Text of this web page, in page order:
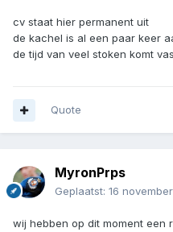
cv staat hier permanent uit
de kachel is al een paar keer
de tijd van veel stoken komt
Quote
MyronPrps
Geplaatst: 16
wij hebben op dit moment een